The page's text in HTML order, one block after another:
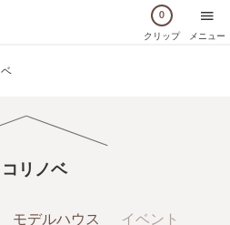
0
クリップ メニュー
コリノベ
モデルハウス イベント